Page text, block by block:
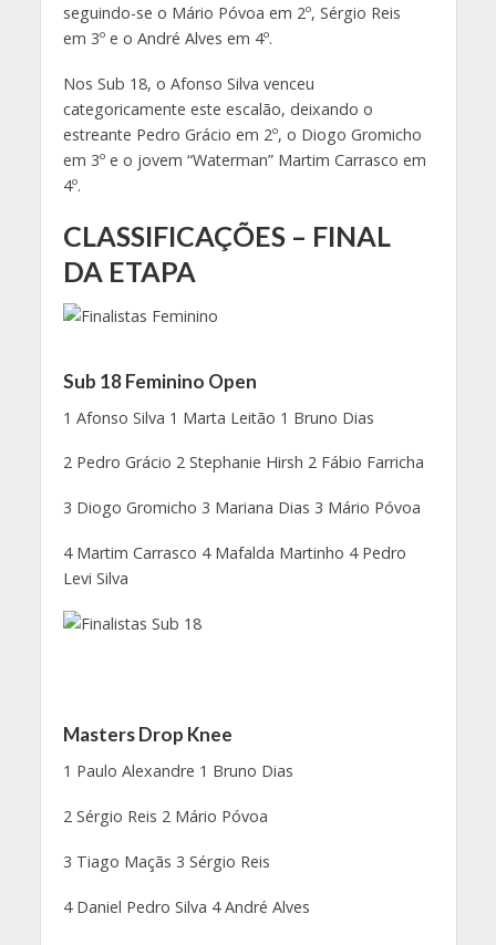
seguindo-se o Mário Póvoa em 2º, Sérgio Reis
em 3º e o André Alves em 4º.
Nos Sub 18, o Afonso Silva venceu
categoricamente este escalão, deixando o
estreante Pedro Grácio em 2º, o Diogo Gromicho
em 3º e o jovem “Waterman” Martim Carrasco em
4º.
CLASSIFICAÇÕES – FINAL
DA ETAPA
Sub 18 Feminino Open
1 Afonso Silva 1 Marta Leitão 1 Bruno Dias
2 Pedro Grácio 2 Stephanie Hirsh 2 Fábio Farricha
3 Diogo Gromicho 3 Mariana Dias 3 Mário Póvoa
4 Martim Carrasco 4 Mafalda Martinho 4 Pedro
Levi Silva
Masters Drop Knee
1 Paulo Alexandre 1 Bruno Dias
2 Sérgio Reis 2 Mário Póvoa
3 Tiago Maçãs 3 Sérgio Reis
4 Daniel Pedro Silva 4 André Alves